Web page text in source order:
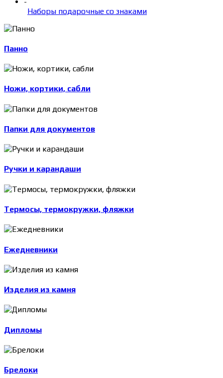
Наборы подарочные со знаками
Панно
Ножи, кортики, сабли
Папки для документов
Ручки и карандаши
Термосы, термокружки, фляжки
Ежедневники
Изделия из камня
Дипломы
Брелоки